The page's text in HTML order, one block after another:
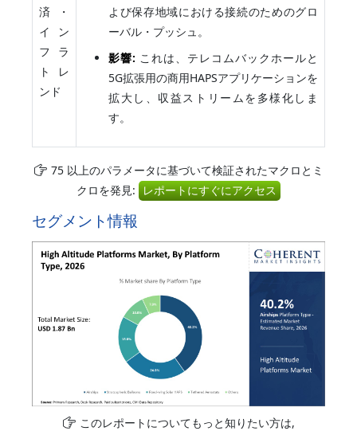
済・
イン
フラ
トレ
ンド
よび保存地域における接続のためのグロ
ーバル・プッシュ。
影響: これは、テレコムバックホールと
5G拡張用の商用HAPSアプリケーションを
拡大し、収益ストリームを多様化しま
す。
75 以上のパラメータに基づいて検証されたマクロとミ
クロを発見: レポートにすぐにアクセス
セグメント情報
このレポートについてもっと知りたい方は,